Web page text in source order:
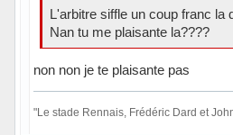
L'arbitre siffle un coup franc la
Nan tu me plaisante la????
non non je te plaisante pas
"Le stade Rennais, Frédéric Dard et